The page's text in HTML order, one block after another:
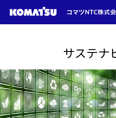
サステナ